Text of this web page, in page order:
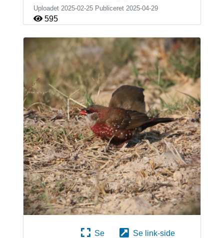
Uploadet 2025-02-25 Publiceret 2025-04-29
595
Se Se link-side